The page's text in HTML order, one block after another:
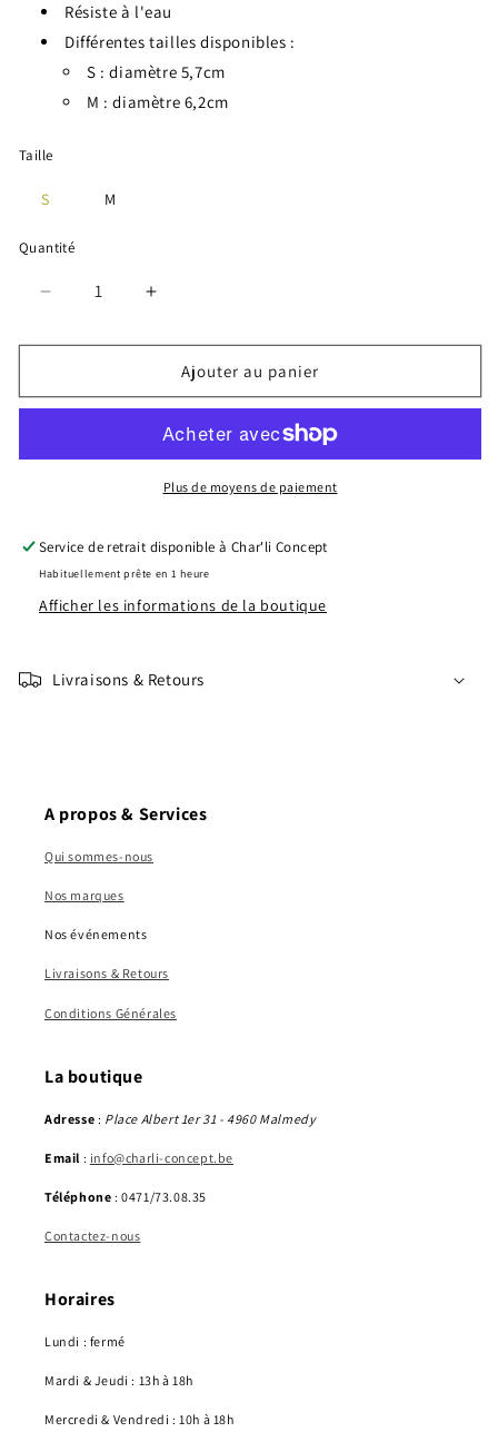
Résiste à l'eau
Différentes tailles disponibles :
S : diamètre 5,7cm
M : diamètre 6,2cm
Taille
S M
Quantité
Réduire
quantité
Jonc
Lemon
Augmenter
quantité
Jonc
Lemon
Ajouter au panier
Plus de moyens de paiement
Service de retrait disponible à Char'li Concept
Habituellement prête en 1 heure
Afficher les informations de la boutique
Livraisons & Retours
A propos & Services
Qui sommes-nous
Nos marques
Nos événements
Livraisons & Retours
Conditions Générales
La boutique
Adresse : Place Albert 1er 31 - 4960 Malmedy
Email : info@charli-concept.be
Téléphone : 0471/73.08.35
Contactez-nous
Horaires
Lundi : fermé
Mardi & Jeudi : 13h à 18h
Mercredi & Vendredi : 10h à 18h